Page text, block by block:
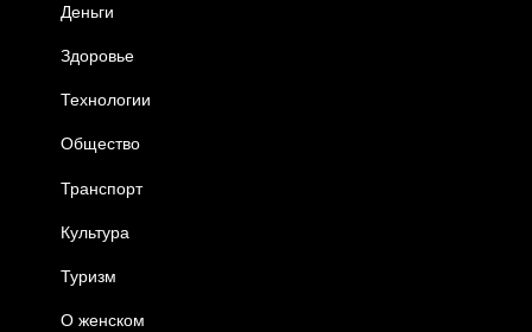
Деньги
Здоровье
Технологии
Общество
Транспорт
Культура
Туризм
О женском